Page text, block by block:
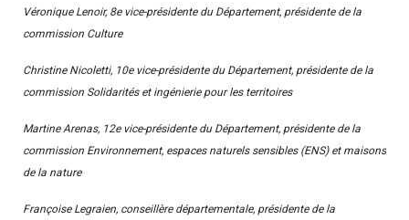
Véronique Lenoir, 8e vice-présidente du Département, présidente de la
commission Culture
Christine Nicoletti, 10e vice-présidente du Département, présidente de la
commission Solidarités et ingénierie pour les territoires
Martine Arenas, 12e vice-présidente du Département, présidente de la
commission Environnement, espaces naturels sensibles (ENS) et maisons
de la nature
Françoise Legraien, conseillère départementale, présidente de la